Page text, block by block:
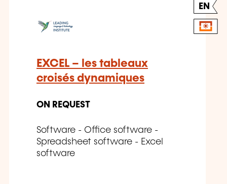
EN
EXCEL – les tableaux
croisés dynamiques
ON REQUEST
Software - Office software -
Spreadsheet software - Excel
software